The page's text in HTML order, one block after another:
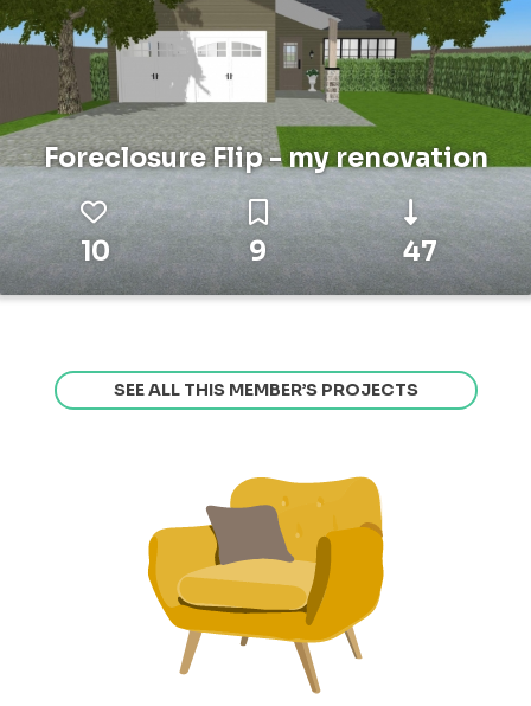
Foreclosure Flip - my renovation
10 9 47
SEE ALL THIS MEMBER’S PROJECTS